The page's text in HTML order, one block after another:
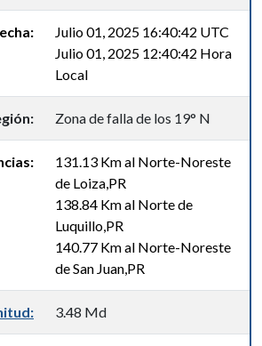
Julio 01, 2025 16:40:42 UTC
Julio 01, 2025 12:40:42 Hora
Local
Zona de falla de los 19° N
131.13 Km al Norte-Noreste
de Loiza,PR
138.84 Km al Norte de
Luquillo,PR
140.77 Km al Norte-Noreste
de San Juan,PR
3.48 Md